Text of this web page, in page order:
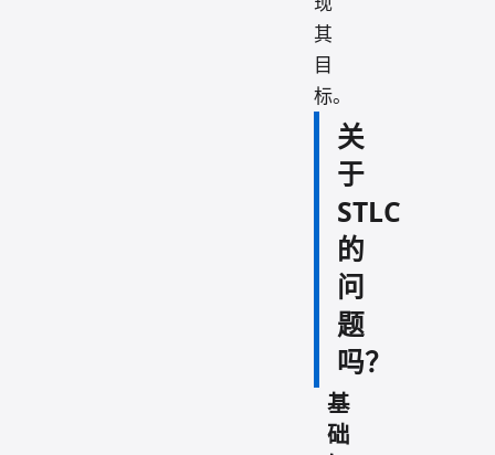
其
目
标。
关
于
STLC
的
问
题
吗？
基
础